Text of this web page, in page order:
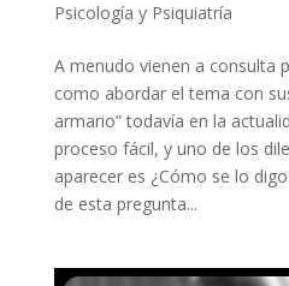
Psicología y Psiquiatría
A menudo vienen a consulta
como abordar el tema con
armario” todavía en la
proceso fácil, y uno de los
aparecer es ¿Cómo se lo
de esta pregunta...